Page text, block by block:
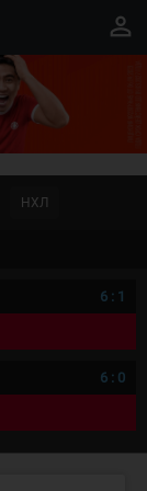
perm_identity
НХЛ
6 : 1
6 : 0